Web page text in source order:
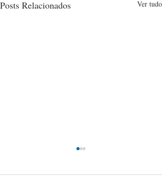
Posts Relacionados Ver tudo